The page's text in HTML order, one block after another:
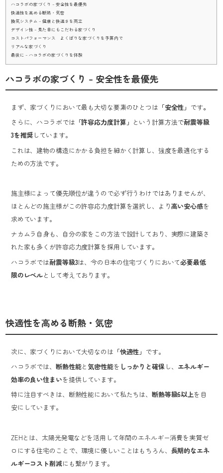
ハコラボの家づくり – 安全性を最優先
快適性を高める断熱・気密
換気システム – 健康と快適さを両立
デザイン性 – 見た目にもこだわる家づくり
コストパフォーマンス よくばりな家づくりを予算内で
リアルな家づくり
最後に – ハコラボの家づくりを体験
ハコラボの家づくり – 安全性を最優先
まず、家づくりにおいて最も大切な要素のひとつは 「安全性」 です。
さらに、ハコラボでは 「許容応力度計算」 という計算方法で耐震等級
3を推奨 しています。
これは、建物の構造にかかる負担を細かく計算し、強度を最適化する
ための方法です。
施主様によって優先順位が違うので必ず行うわけではありませんが、
ほとんどの施主様がこの許容応力度計算を選択し、より高い安心感を
求めています。
ナカムラ自身も、自分の家をこの方法で設計しており、実際に建築さ
れた家も多くが許容応力度計算を採用しています。
ハコラボでは耐震等級3は、今の日本の住宅づくりにおいて必要最低
限​​のレベルとして考えております。
快適性を高める断熱・気密
次に、家づくりにおいて大切なのは 「快適性」 です。
ハコラボでは、 断熱性能と 気密性能を しっかりと確保し、 エネルギー
効率の良い住まいを提供しています。
特に注目すべきは、断熱性能において私たちは、 断熱等級6以上を目
安にしています。
ZEHとは、太陽光発電などを活用して年間のエネルギー消費を実質ゼ
ロにする住宅のことで、環境に優しいことはもちろん、 長期的なエネ
ルギーコスト削減にも繋がります。